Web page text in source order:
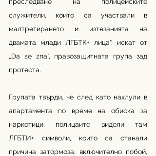
служители, които са участвали в
малтретирането и изтезанията на
двамата млади ЛГБТК+ лица“, искат от
„Da se znа“, правозащитната група зад
протеста.
Групата твърди, че след като нахлули в
апартамента по време на обиска за
наркотици, полицаите видели там
ЛГБТИ+ символи, които са станали
причина затормоза, включително побой,